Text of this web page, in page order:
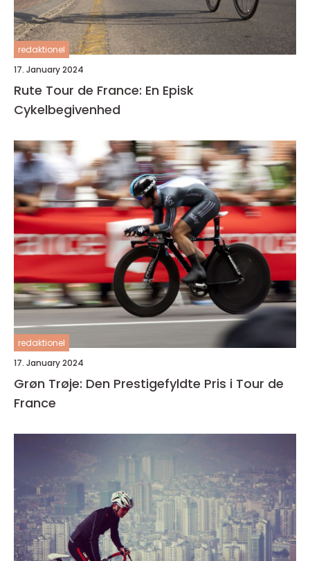
redaktionel
17. January 2024
Rute Tour de France: En Episk
Cykelbegivenhed
redaktionel
17. January 2024
Grøn Trøje: Den Prestigefyldte Pris i Tour de
France